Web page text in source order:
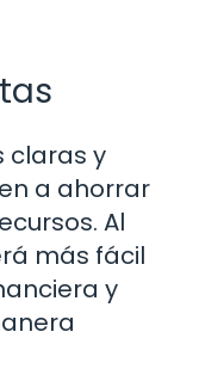
claras y
a ahorrar
Al
más fácil
y